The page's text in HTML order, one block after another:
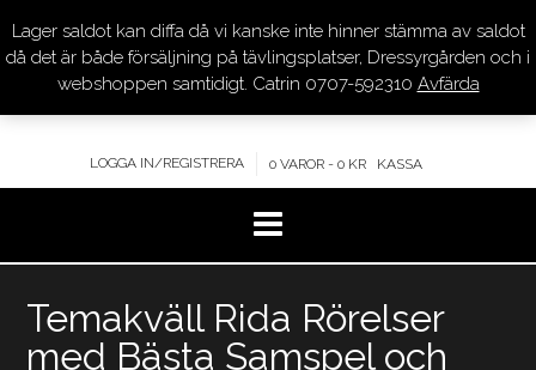
innehåll
DRESSYR.COM
KVALITET – KOMPETENS – SERVICE
LOGGA IN/REGISTRERA 0 VAROR - 0 KR KASSA
Temakväll Rida Rörelser
med Bästa Samspel och
Lager saldot kan diffa då vi kanske inte hinner stämma av saldot
då det är både försäljning på tävlingsplatser, Dressyrgården och i
webshoppen samtidigt. Catrin 0707-592310 Avfärda